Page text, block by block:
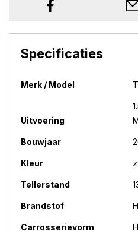
Specificaties
Merk / Model
Uitvoering
Bouwjaar
Kleur
Tellerstand
Brandstof
Carrosserievorm